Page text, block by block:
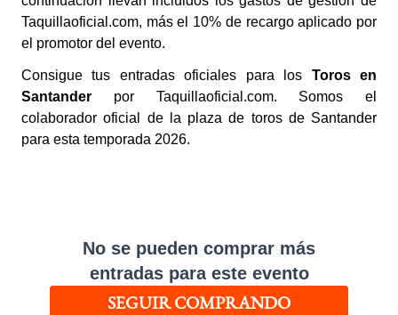
Taquillaoficial.com, más el 10% de recargo aplicado por
el promotor del evento.
Consigue tus entradas oficiales para los Toros en
Santander por Taquillaoficial.com. Somos el
colaborador oficial de la plaza de toros de Santander
para esta temporada 2026.
No se pueden comprar más
entradas para este evento
SEGUIR COMPRANDO